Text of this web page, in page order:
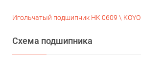
Игольчатый подшипник HK 0609 \ KOYO
Схема подшипника